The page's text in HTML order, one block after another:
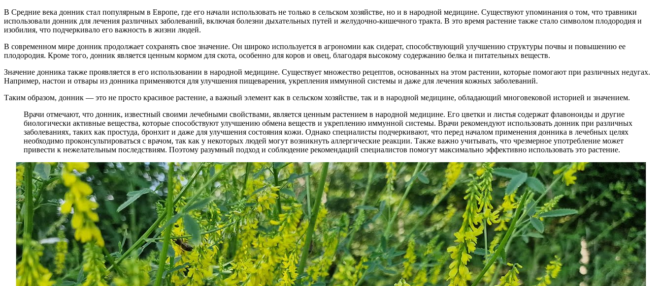
В Средние века донник стал популярным в Европе, где его начали использовать не только в сельском хозяйстве, но и в народной медицине. Существуют упоминания о том, что травники
использовали донник для лечения различных заболеваний, включая болезни дыхательных путей и желудочно-кишечного тракта. В это время растение также стало символом плодородия и
изобилия, что подчеркивало его важность в жизни людей.
В современном мире донник продолжает сохранять свое значение. Он широко используется в агрономии как сидерат, способствующий улучшению структуры почвы и повышению ее
плодородия. Кроме того, донник является ценным кормом для скота, особенно для коров и овец, благодаря высокому содержанию белка и питательных веществ.
Значение донника также проявляется в его использовании в народной медицине. Существует множество рецептов, основанных на этом растении, которые помогают при различных недугах.
Например, настои и отвары из донника применяются для улучшения пищеварения, укрепления иммунной системы и даже для лечения кожных заболеваний.
Таким образом, донник — это не просто красивое растение, а важный элемент как в сельском хозяйстве, так и в народной медицине, обладающий многовековой историей и значением.
Врачи отмечают, что донник, известный своими лечебными свойствами, является ценным растением в народной медицине. Его цветки и листья содержат флавоноиды и другие
биологически активные вещества, которые способствуют улучшению обмена веществ и укреплению иммунной системы. Врачи рекомендуют использовать донник при различных
заболеваниях, таких как простуда, бронхит и даже для улучшения состояния кожи. Однако специалисты подчеркивают, что перед началом применения донника в лечебных целях
необходимо проконсультироваться с врачом, так как у некоторых людей могут возникнуть аллергические реакции. Также важно учитывать, что чрезмерное употребление может
привести к нежелательным последствиям. Поэтому разумный подход и соблюдение рекомендаций специалистов помогут максимально эффективно использовать это растение.